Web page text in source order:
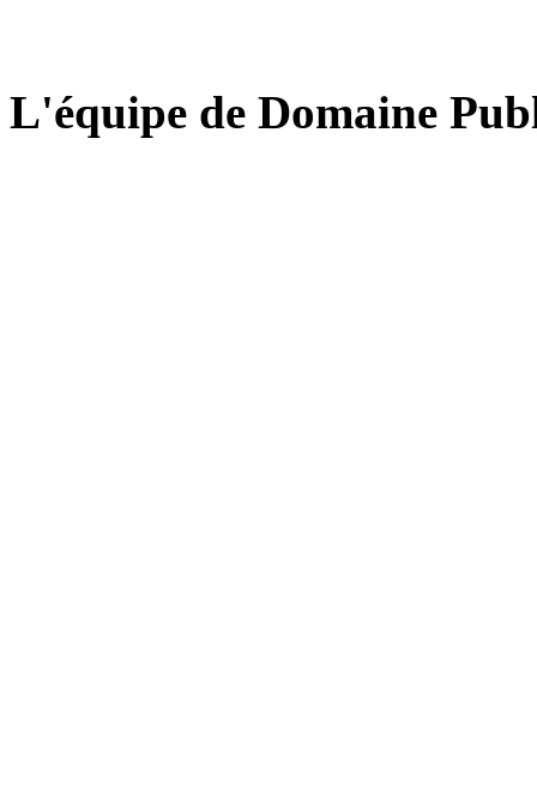
L'équipe de Domaine